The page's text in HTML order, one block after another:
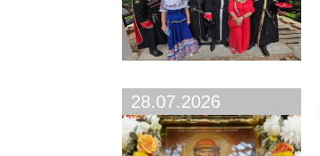
28.07.2026